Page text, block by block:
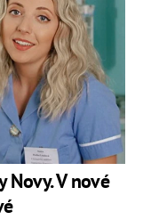
Novy. V nové